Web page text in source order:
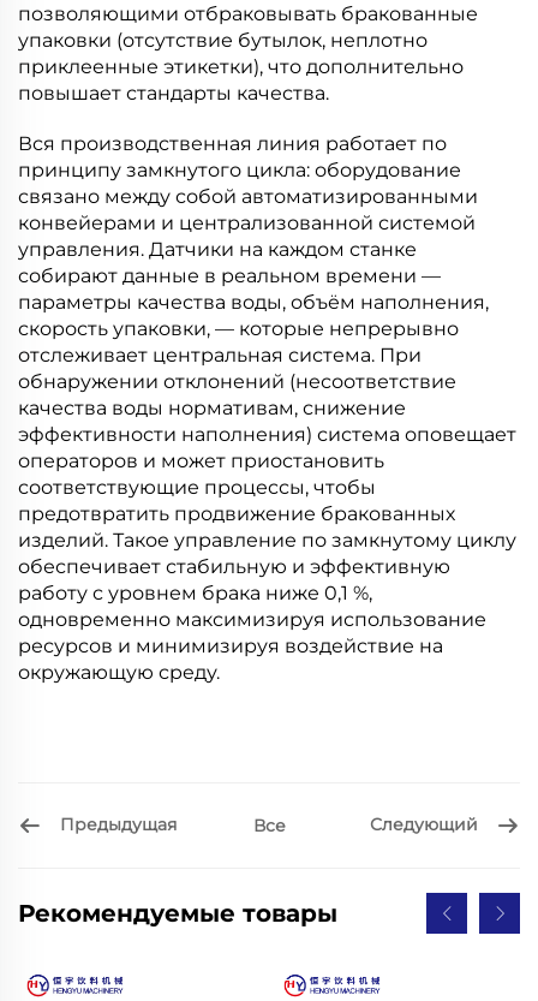
позволяющими отбраковывать бракованные
упаковки (отсутствие бутылок, неплотно
приклеенные этикетки), что дополнительно
повышает стандарты качества.
Вся производственная линия работает по
принципу замкнутого цикла: оборудование
связано между собой автоматизированными
конвейерами и централизованной системой
управления. Датчики на каждом станке
собирают данные в реальном времени —
параметры качества воды, объём наполнения,
скорость упаковки, — которые непрерывно
отслеживает центральная система. При
обнаружении отклонений (несоответствие
качества воды нормативам, снижение
эффективности наполнения) система оповещает
операторов и может приостановить
соответствующие процессы, чтобы
предотвратить продвижение бракованных
изделий. Такое управление по замкнутому циклу
обеспечивает стабильную и эффективную
работу с уровнем брака ниже 0,1 %,
одновременно максимизируя использование
ресурсов и минимизируя воздействие на
окружающую среду.
Предыдущая Все Следующий
Рекомендуемые товары